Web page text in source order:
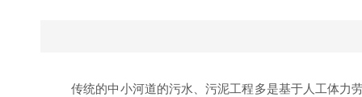
传统的中小河道的污水、污泥工程多是基于人工体力